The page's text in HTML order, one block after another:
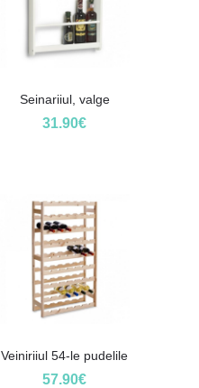
Seinariiul, valge
31.90€
Veiniriiul 54-le pudelile
57.90€